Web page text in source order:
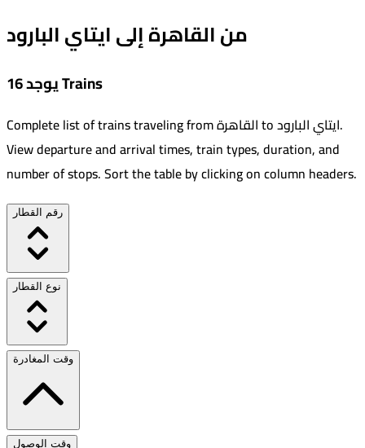
من القاهرة إلى ايتاي البارود
يوجد 16 Trains
Complete list of trains traveling fromالقاهرةtoايتاي البارود.
View departure and arrival times, train types, duration, and
number of stops. Sort the table by clicking on column headers.
رقم القطار
نوع القطار
وقت المغادرة
وقت الوصول